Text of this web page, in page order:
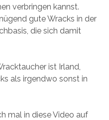
verbringen kannst.
gute Wracks in der
die sich damit
ist Irland,
als irgendwo sonst in
mal in diese Video auf